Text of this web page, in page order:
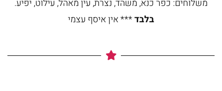
משלוחים: כפר כנא, משהד, נצרת, עין מאהל, עילוט, יפיע.
בלבד*** אין איסף עצמי